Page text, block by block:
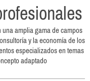
amplia gama de campos
y la economía de los
especializados en temas
adaptado